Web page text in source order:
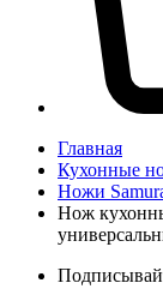
Главная
Кухонные
Ножи
Нож